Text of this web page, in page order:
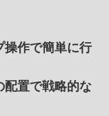
操作で簡単に行
配置で戦略的な